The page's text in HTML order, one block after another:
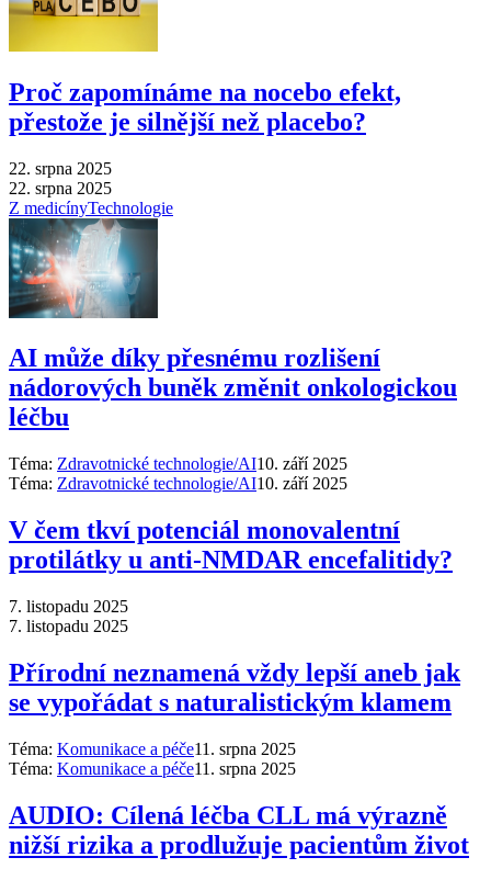
Proč zapomínáme na nocebo efekt,
přestože je silnější než placebo?
22. srpna 2025
22. srpna 2025
Z medicínyTechnologie
AI může díky přesnému rozlišení
nádorových buněk změnit onkologickou
léčbu
Téma: Zdravotnické technologie/AI10. září 2025
Téma: Zdravotnické technologie/AI10. září 2025
V čem tkví potenciál monovalentní
protilátky u anti-NMDAR encefalitidy?
7. listopadu 2025
7. listopadu 2025
Přírodní neznamená vždy lepší aneb jak
se vypořádat s naturalistickým klamem
Téma: Komunikace a péče11. srpna 2025
Téma: Komunikace a péče11. srpna 2025
AUDIO: Cílená léčba CLL má výrazně
nižší rizika a prodlužuje pacientům život